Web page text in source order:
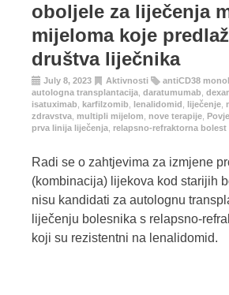
oboljele za liječenja
mijeloma koje
društva liječnika
July 8, 2023 Aktivnosti antiCD38
autologna transplantacija daratumumab
isatuximab
karfilzomib lenalidomid liječenje
zdravstva multipli mijelom nove terapije
prva linija liječenja relapsno-refraktorna bolest
Radi se o zahtjevima za izmjene
(kombinacija) lijekova kod starijih
nisu kandidati za autolognu
liječenju bolesnika s relapsno-
koji su rezistentni na lenalidomid.